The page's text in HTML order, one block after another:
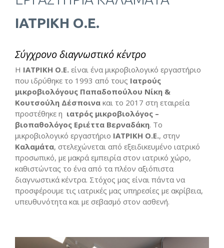
ΙΑΤΡΙΚΗ Ο.Ε.
Σύγχρονο διαγνωστικό κέντρο
Η ΙΑΤΡΙΚΗ Ο.Ε. είναι ένα μικροβιολογικό εργαστήριο
που ιδρύθηκε το 1993 από τoυς Ιατρούς
μικροβιολόγους Παπαδοπούλου Νίκη &
Κουτσούλη Δέσποινα και το 2017 στη εταιρεία
προστέθηκε η ιατρός μικροβιολόγος –
βιοπαθολόγος Εριέττα Βερναδάκη. Το
μικροβιολογικό εργαστήριο ΙΑΤΡΙΚΗ Ο.Ε., στην
Καλαμάτα, στελεχώνεται από εξειδικευμένο ιατρικό
προσωπικό, με μακρά εμπειρία στον ιατρικό χώρο,
καθιστώντας το ένα από τα πλέον αξιόπιστα
διαγνωστικά κέντρα. Στόχος μας είναι πάντα να
προσφέρουμε τις ιατρικές μας υπηρεσίες με ακρίβεια,
υπευθυνότητα και με σεβασμό στον ασθενή.